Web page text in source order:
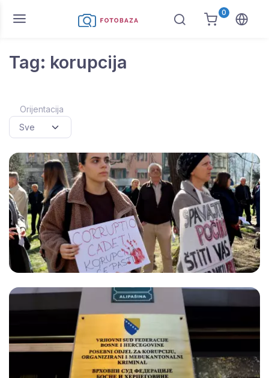
0
Tag: korupcija
Orijentacija